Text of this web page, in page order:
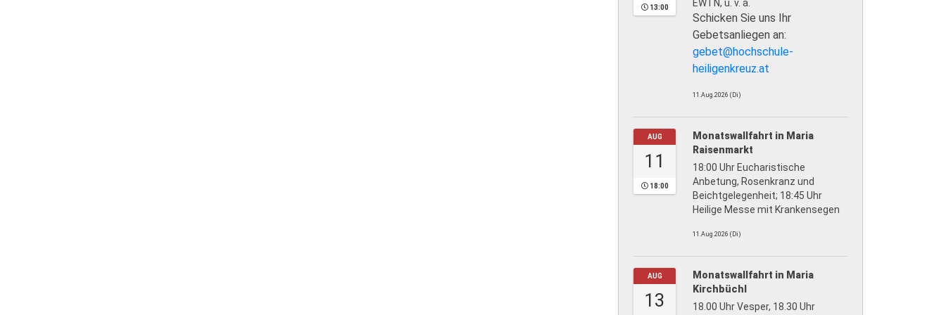
13:00 EWTN, u. v. a.
Schicken Sie uns Ihr
Gebetsanliegen an:
gebet@hochschule-
heiligenkreuz.at
11.Aug.2026 (Di)
AUG
11
18:00
Monatswallfahrt in Maria
Raisenmarkt
18:00 Uhr Eucharistische
Anbetung, Rosenkranz und
Beichtgelegenheit; 18:45 Uhr
Heilige Messe mit Krankensegen
11.Aug.2026 (Di)
AUG
13
Monatswallfahrt in Maria
Kirchbüchl
18.00 Uhr Vesper, 18.30 Uhr